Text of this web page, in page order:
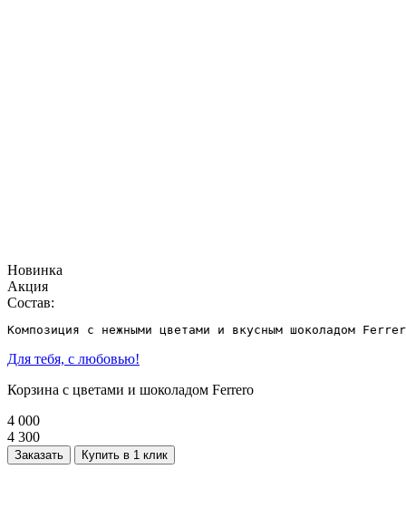
Новинка
Акция
Состав:
Для тебя, с любовью!
Корзина с цветами и шоколадом Ferrero
4 000
4 300
Заказать Купить в 1 клик